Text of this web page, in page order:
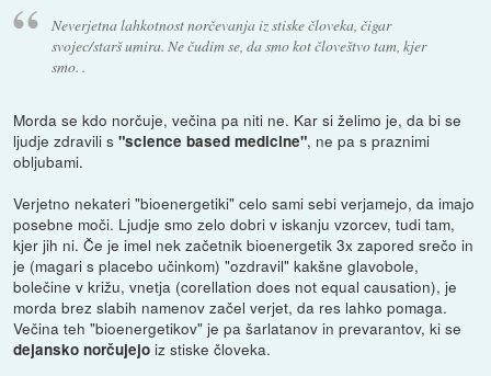
Neverjetna lahkotnost norčevanja iz stiske človeka, čigar
svojec/starš umira. Ne čudim se, da smo kot človeštvo tam, kjer
smo. .
Morda se kdo norčuje, večina pa niti ne. Kar si želimo je, da bi se
ljudje zdravili s"science based medicine", ne pa s praznimi
obljubami.
Verjetno nekateri "bioenergetiki" celo sami sebi verjamejo, da imajo
posebne moči. Ljudje smo zelo dobri v iskanju vzorcev, tudi tam,
kjer jih ni. Če je imel nek začetnik bioenergetik 3x zapored srečo in
je (magari s placebo učinkom) "ozdravil" kakšne glavobole,
bolečine v križu, vnetja (corellation does not equal causation), je
morda brez slabih namenov začel verjet, da res lahko pomaga.
Večina teh "bioenergetikov" je pa šarlatanov in prevarantov, ki se
dejansko norčujejo iz stiske človeka.